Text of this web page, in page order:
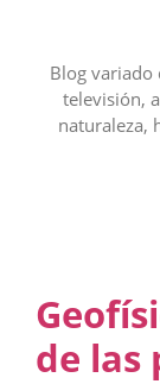
contenidoBlog variado
televisión,
naturaleza,
de las